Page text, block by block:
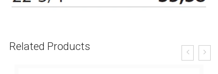
Related Products